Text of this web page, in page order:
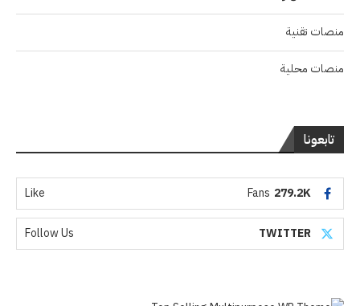
منصات تقنية
منصات محلية
تابعونا
279.2K
Fans
Like
TWITTER
Follow Us